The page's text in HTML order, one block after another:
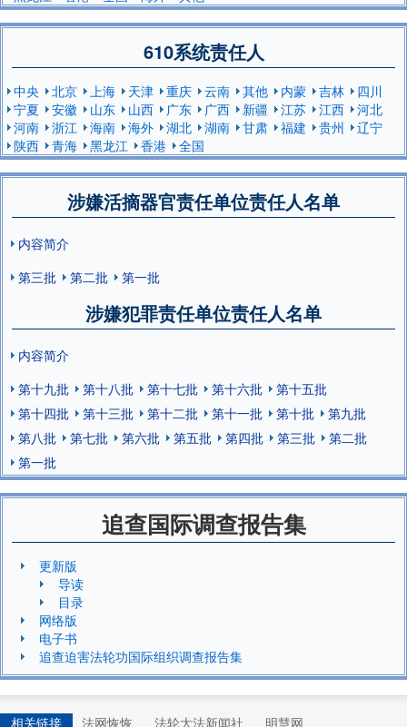
610系统责任人
中央 北京 上海 天津 重庆 云南 其他 内蒙 吉林
四川
宁夏
安徽 山东 山西 广东 广西 新疆 江苏 江西
河北
河南
浙江 海南 海外 湖北 湖南 甘肃 福建 贵州
辽宁
陕西
青海 黑龙江 香港 全国
涉嫌活摘器官责任单位责任人名单
内容简介
第三批
第二批 第一批
涉嫌犯罪责任单位责任人名单
内容简介
第十九批
第十八批 第十七批 第十六批
第十五批
第十四批
第十三批 第十二批 第十一批 第十批
第九批
第八批
第七批 第六批 第五批 第四批 第三批
第二批
第一批
追查国际调查报告集
更新版
导读
目录
网络版
电子书
追查迫害法轮功国际组织调查报告集
相关链接 法网恢恢 法轮大法新闻社 明慧网